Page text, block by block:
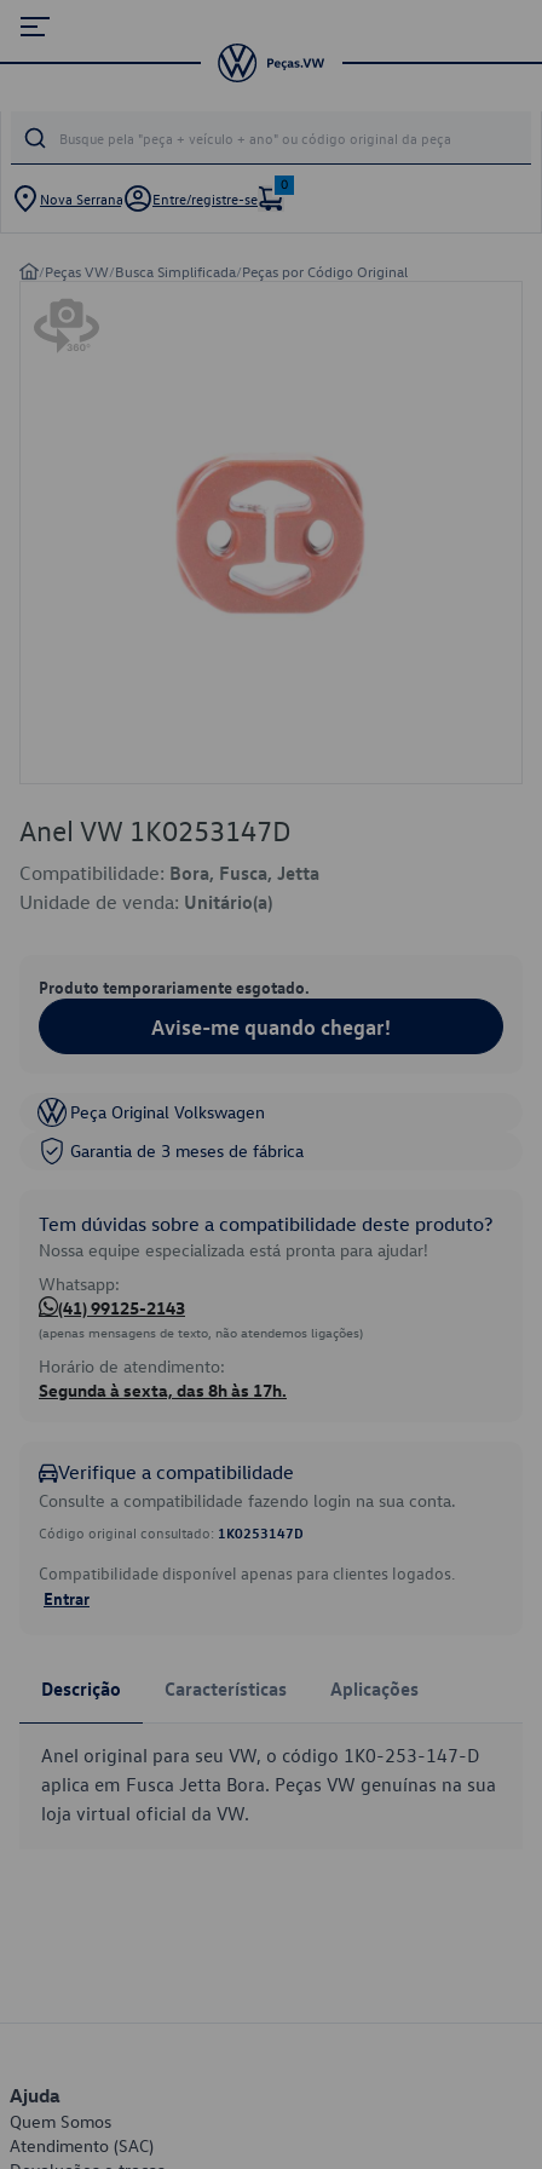
Nova Serrana Entre/registre-se
0
/Peças VW/Busca Simplificada/Peças por Código Original
Anel VW 1K0253147D
Compatibilidade: Bora, Fusca, Jetta
Unidade de venda: Unitário(a)
Produto temporariamente esgotado.
Avise-me quando chegar!
Peça Original Volkswagen
Garantia de 3 meses de fábrica
Tem dúvidas sobre a compatibilidade deste produto?
Nossa equipe especializada está pronta para ajudar!
Whatsapp:
(41) 99125-2143
(apenas mensagens de texto, não atendemos ligações)
Horário de atendimento:
Segunda à sexta, das 8h às 17h.
Verifique a compatibilidade
Consulte a compatibilidade fazendo login na sua conta.
Código original consultado: 1K0253147D
Compatibilidade disponível apenas para clientes logados.
Entrar
Descrição Características Aplicações
Anel original para seu VW, o código 1K0-253-147-D
aplica em Fusca Jetta Bora. Peças VW genuínas na sua
loja virtual oficial da VW.
Ajuda
Quem Somos
Atendimento (SAC)